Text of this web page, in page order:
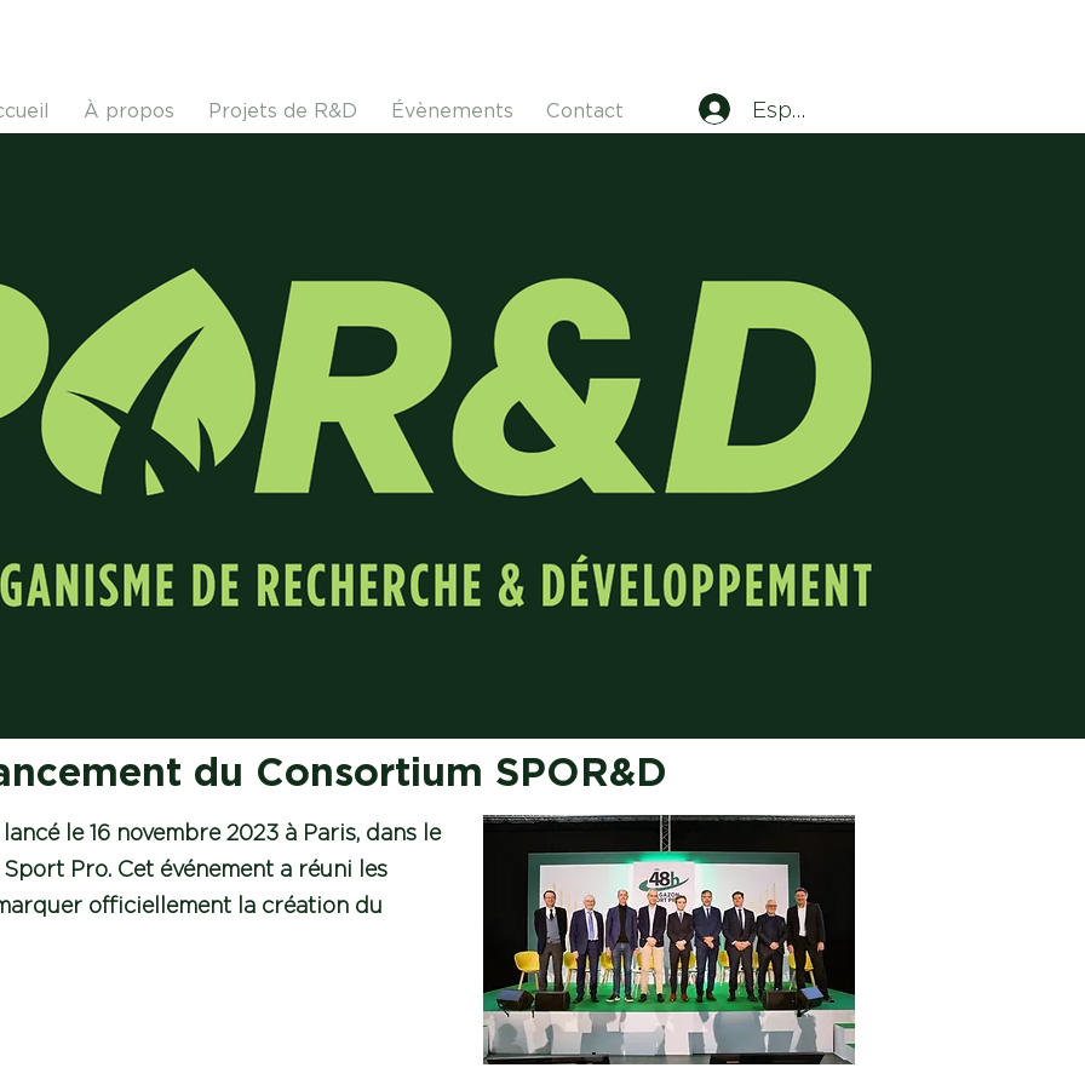
À propos Projets de R&D Évènements Contact Espace adhérents
du Consortium SPOR&D
le 16 novembre 2023 à Paris, dans le
Pro. Cet événement a réuni les
officiellement la création du